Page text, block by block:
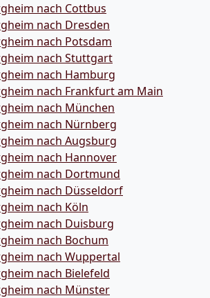
nach Cottbus
nach Dresden
nach Potsdam
nach Stuttgart
nach Hamburg
nach Frankfurt am Main
nach München
nach Nürnberg
nach Augsburg
nach Hannover
nach Dortmund
nach Düsseldorf
nach Köln
nach Duisburg
nach Bochum
nach Wuppertal
nach Bielefeld
nach Münster